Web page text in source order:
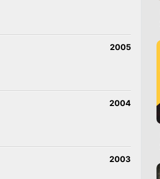
2005
2004
2003